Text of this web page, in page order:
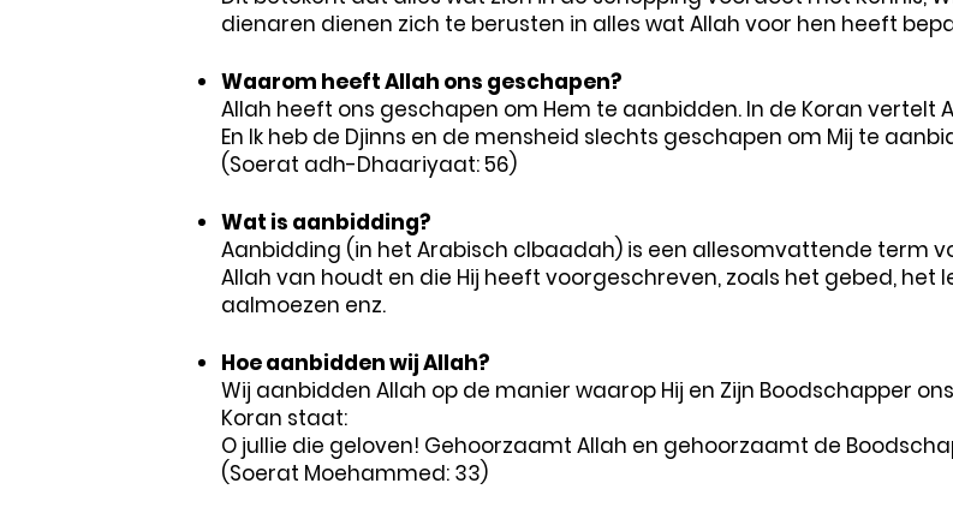
dienaren dienen zich te berusten in alles wat Allah voor hen heeft
Waarom heeft Allah ons geschapen?
Allah heeft ons geschapen om Hem te aanbidden. In de Koran vertelt
En Ik heb de Djinns en de mensheid slechts geschapen om Mij te
(Soerat adh-Dhaariyaat: 56)
Wat is aanbidding?
Aanbidding (in het Arabisch cIbaadah) is een allesomvattende term
Allah van houdt en die Hij heeft voorgeschreven, zoals het gebed, het
aalmoezen enz.
Hoe aanbidden wij Allah?
Wij aanbidden Allah op de manier waarop Hij en Zijn Boodschapper
Koran staat:
O jullie die geloven! Gehoorzaamt Allah en gehoorzaamt de
(Soerat Moehammed: 33)